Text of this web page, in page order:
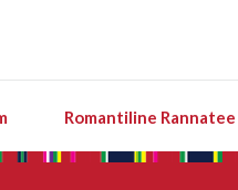
Romantiline Rannatee